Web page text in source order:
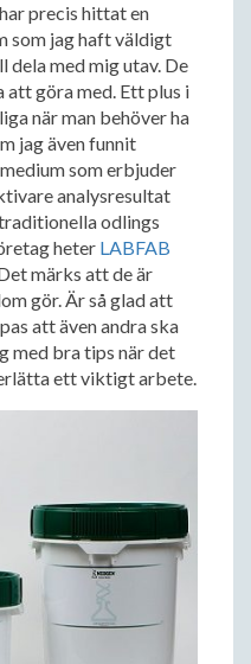
precis hittat en
som jag haft väldigt
dela med mig utav. De
att göra med. Ett plus i
när man behöver ha
jag även funnit
som erbjuder
analysresultat
odlings
heter LABFAB
märks att de är
gör. Är så glad att
att även andra ska
med bra tips när det
ett viktigt arbete.